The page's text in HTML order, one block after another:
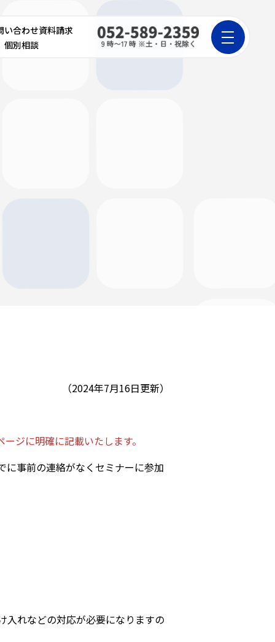
い合わせ資料請求
個別相談
（2024年7月16日更新）
ジに明確に記載いたします。
に事前の連絡がなくセミナーに参加
れなどの対応が必要になりますの